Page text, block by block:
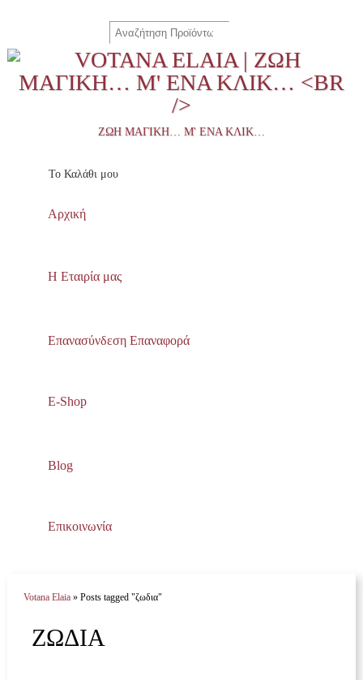
ΖΩΉ ΜΑΓΙΚΉ… Μ' ΈΝΑ ΚΛΙΚ…
To Καλάθι μου
Αρχική
Η Εταιρία μας
Επανασύνδεση Επαναφορά
E-Shop
Blog
Επικοινωνία
Votana Elaia» Posts tagged "ζωδια"
ΖΩΔΙΑ